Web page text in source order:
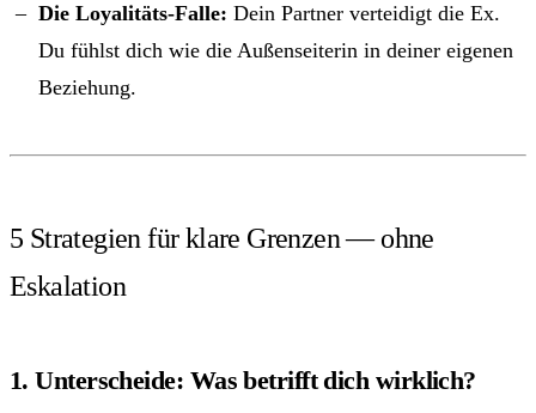
Die Loyalitäts-Falle: Dein Partner verteidigt die Ex.
Du fühlst dich wie die Außenseiterin in deiner eigenen
Beziehung.
5 Strategien für klare Grenzen — ohne
Eskalation
1. Unterscheide: Was betrifft dich wirklich?